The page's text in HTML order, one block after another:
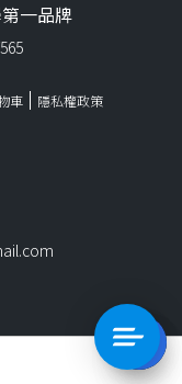
一品牌
車
隱私權政策